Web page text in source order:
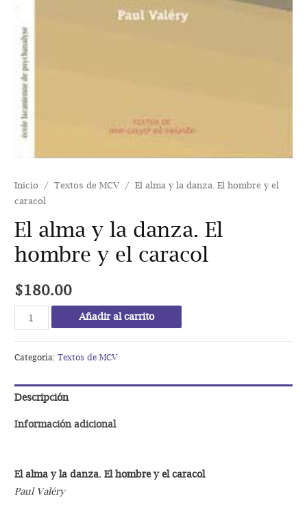
Inicio /Textos de MCV / El alma y la danza. El hombre y el
caracol
El alma y la danza. El
hombre y el caracol
$180.00
alma
danza.
El
caracol
cantidad
Añadir al carrito
Categoría:Textos de MCV
Descripción
Información adicional
El alma y la danza. El hombre y el caracol
Paul Valéry